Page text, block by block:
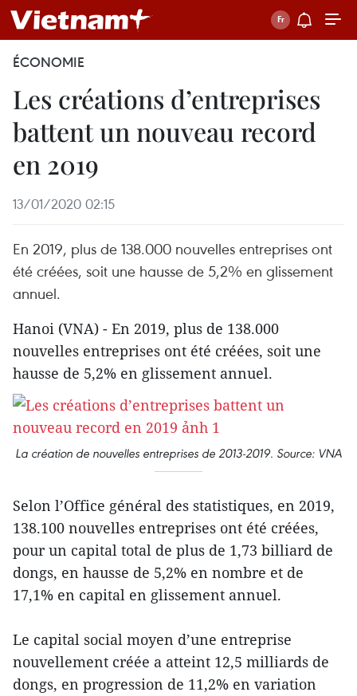
ÉCONOMIE
Les créations d’entreprises
battent un nouveau record
en 2019
13/01/2020 02:15
En 2019, plus de 138.000 nouvelles entreprises ont
été créées, soit une hausse de 5,2% en glissement
annuel.
Hanoi (VNA) - En 2019, plus de 138.000
nouvelles entreprises ont été créées, soit une
hausse de 5,2% en glissement annuel.
La création de nouvelles entreprises de 2013-2019. Source: VNA
Selon l’Office général des statistiques, en 2019,
138.100 nouvelles entreprises ont été créées,
pour un capital total de plus de 1,73 billiard de
dongs, en hausse de 5,2% en nombre et de
17,1% en capital en glissement annuel.
Le capital social moyen d’une entreprise
nouvellement créée a atteint 12,5 milliards de
dongs, en progression de 11,2% en variation